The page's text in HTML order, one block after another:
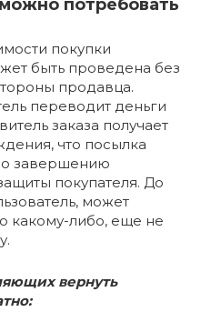
потребовать
покупки
быть проведена без
продавца.
переводит деньги
заказа получает
что посылка
завершению
покупателя. До
может
какому-либо, еще не
вернуть